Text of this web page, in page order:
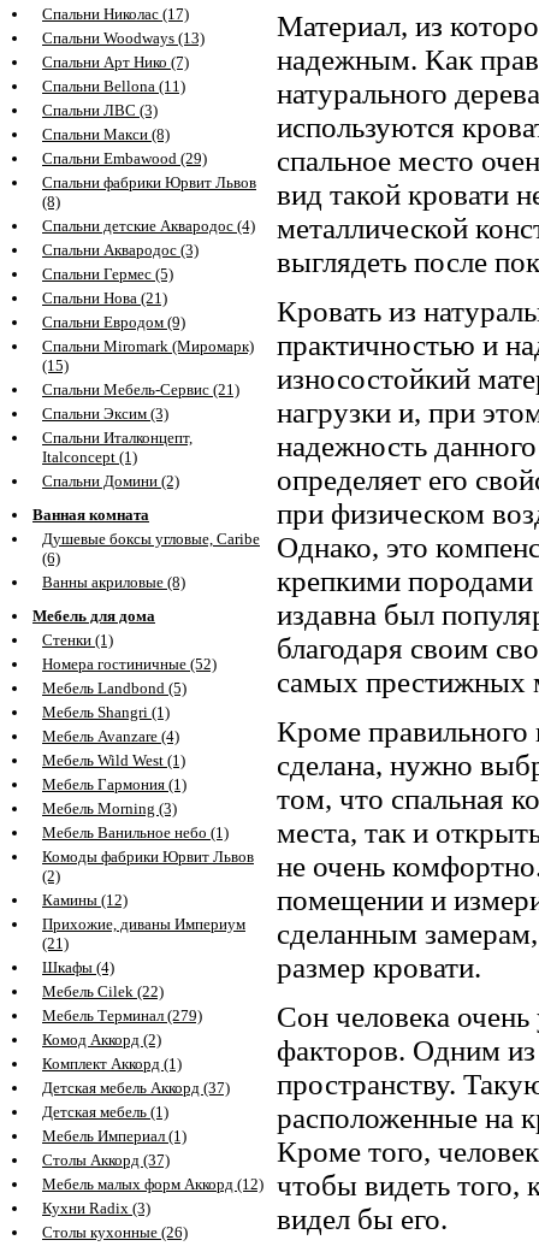
Спальни Николас (17)
Спальни Woodways (13)
Спальни Арт Нико (7)
Спальни Bellona (11)
Спальни ЛВС (3)
Спальни Макси (8)
Спальни Embawood (29)
Спальни фабрики Юрвит Львов
(8)
Спальни детские Аквародос (4)
Спальни Аквародос (3)
Спальни Гермес (5)
Спальни Нова (21)
Спальни Евродом (9)
Спальни Miromark (Миромарк)
(15)
Спальни Мебель-Сервис (21)
Спальни Эксим (3)
Спальни Италконцепт,
Italconcept (1)
Спальни Домини (2)
Ванная комната
Душевые боксы угловые, Caribe
(6)
Ванны акриловые (8)
Мебель для дома
Стенки (1)
Номера гостиничные (52)
Мебель Landbond (5)
Мебель Shangri (1)
Мебель Avanzare (4)
Мебель Wild West (1)
Мебель Гармония (1)
Мебель Morning (3)
Мебель Ванильное небо (1)
Комоды фабрики Юрвит Львов
(2)
Камины (12)
Прихожие, диваны Империум
(21)
Шкафы (4)
Мебель Cilek (22)
Мебель Терминал (279)
Комод Аккорд (2)
Комплект Аккорд (1)
Детская мебель Аккорд (37)
Детская мебель (1)
Мебель Империал (1)
Столы Аккорд (37)
Мебель малых форм Аккорд (12)
Кухни Radix (3)
Столы кухонные (26)
Материал, из
надежным. Как
натурального
используются
спальное место
вид такой кровати
металлической
выглядеть после
Кровать из
практичностью и
износостойкий
нагрузки и, при
надежность
определяет его
при физическом
Однако, это
крепкими породами
издавна был
благодаря своим
самых престижных
Кроме правильного
сделана, нужно
том, что спальная
места, так и
не очень
помещении и
сделанным
размер кровати.
Сон человека
факторов. Одним
пространству.
расположенные на
Кроме того,
чтобы видеть того,
видел бы его.